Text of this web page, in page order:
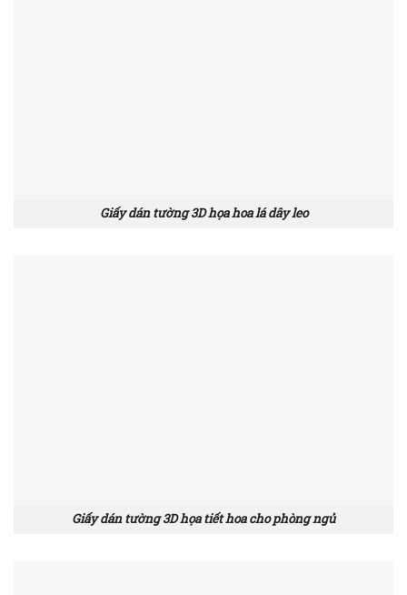
Giấy dán tường 3D họa hoa lá dây leo
Giấy dán tường 3D họa tiết hoa cho phòng ngủ